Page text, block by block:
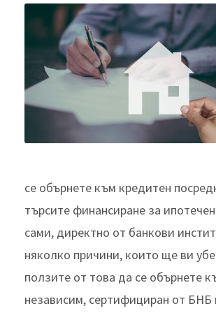
се обърнете към кредитен
търсите финансиране за
сами, директно от банкови
няколко причини, които ще ви
ползите от това да се обърнете
независим, сертифициран от БНБ